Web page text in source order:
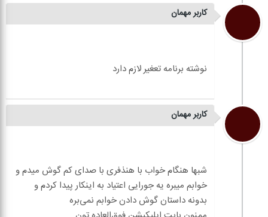
کاربر مهمان
کاربر مهمان
شبها هنگام خواب با هنذفری با صدای کم گوش میدم و
خوابم میبره یه جورایی اعتیاد به اینکار پیدا کردم و